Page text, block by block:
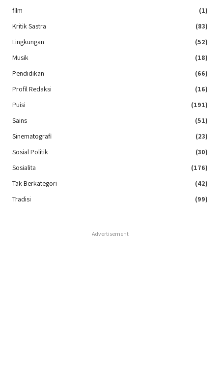
film
(1)
Kritik Sastra
(83)
Lingkungan
(52)
Musik
(18)
Pendidikan
(66)
Profil Redaksi
(16)
Puisi
(191)
Sains
(51)
Sinematografi
(23)
Sosial Politik
(30)
Sosialita
(176)
Tak Berkategori
(42)
Tradisi
(99)
Advertisement